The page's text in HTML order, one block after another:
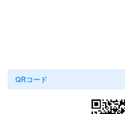
QRコード